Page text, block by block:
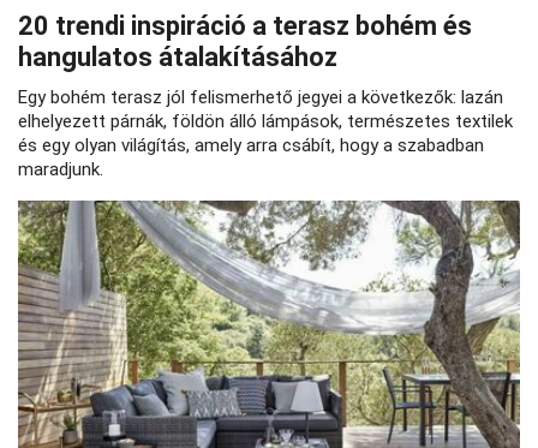
20 trendi inspiráció a terasz bohém és
hangulatos átalakításához
Egy bohém terasz jól felismerhető jegyei a következők: lazán
elhelyezett párnák, földön álló lámpások, természetes textilek
és egy olyan világítás, amely arra csábít, hogy a szabadban
maradjunk.